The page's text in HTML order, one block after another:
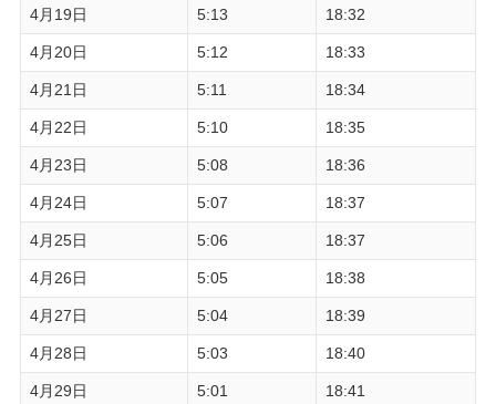
4月19日 5:13 18:32
4月20日 5:12 18:33
4月21日 5:11 18:34
4月22日 5:10 18:35
4月23日 5:08 18:36
4月24日 5:07 18:37
4月25日 5:06 18:37
4月26日 5:05 18:38
4月27日 5:04 18:39
4月28日 5:03 18:40
4月29日 5:01 18:41